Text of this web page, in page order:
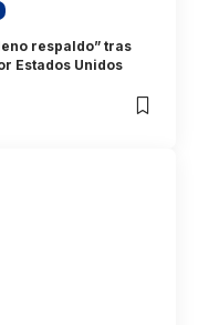
respaldo” tras
Estados Unidos